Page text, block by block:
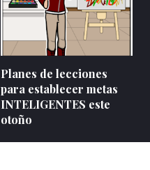
Planes de lecciones
para establecer metas
INTELIGENTES este
otoño